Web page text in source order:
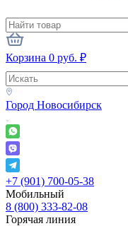
Корзина 0 руб. ₽
Город Новосибирск
+7 (901) 700-05-38
Мобильный
8 (800) 333-82-08
Горячая линия